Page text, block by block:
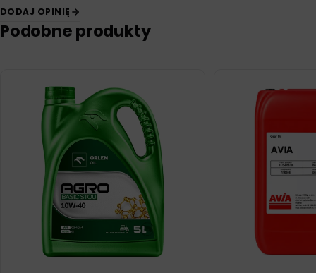
DODAJ OPINIĘ
Podobne produkty